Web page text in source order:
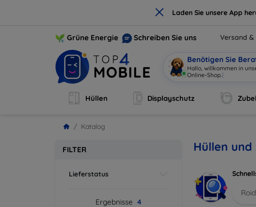
× Laden Sie unsere App
Grüne Energie Schreiben Sie uns Versand &
Benötigen Sie
Hallo, willkommen in
Online-Shop. |
Hüllen Displayschutz
Katalog
FILTER
Lieferstatus
Ergebnisse 4
Hüllen